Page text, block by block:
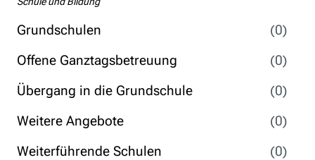
Grundschulen
(0)
Offene Ganztagsbetreuung
(0)
Übergang in die Grundschule
(0)
Weitere Angebote
(0)
Weiterführende Schulen
(0)